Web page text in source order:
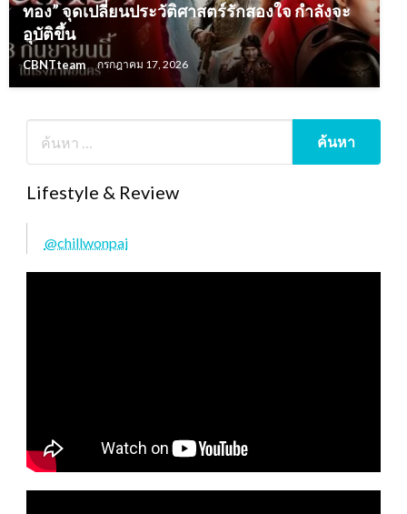
ทอง” จุดเปลี่ยนประวัติศาสตร์รักสองใจ กำลังจะ
อุบัติขึ้น
CBNTteam กรกฎาคม 17, 2026
Lifestyle & Review
@chillwonpai